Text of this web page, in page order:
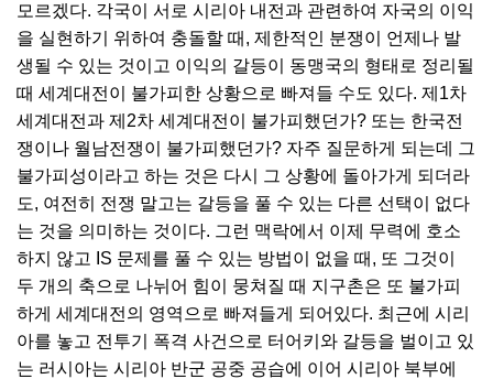
모르겠다. 각국이 서로 시리아 내전과 관련하여 자국의 이익
을 실현하기 위하여 충돌할 때, 제한적인 분쟁이 언제나 발
생될 수 있는 것이고 이익의 갈등이 동맹국의 형태로 정리될
때 세계대전이 불가피한 상황으로 빠져들 수도 있다. 제1차
세계대전과 제2차 세계대전이 불가피했던가? 또는 한국전
쟁이나 월남전쟁이 불가피했던가? 자주 질문하게 되는데 그
불가피성이라고 하는 것은 다시 그 상황에 돌아가게 되더라
도, 여전히 전쟁 말고는 갈등을 풀 수 있는 다른 선택이 없다
는 것을 의미하는 것이다. 그런 맥락에서 이제 무력에 호소
하지 않고 IS 문제를 풀 수 있는 방법이 없을 때, 또 그것이
두 개의 축으로 나뉘어 힘이 뭉쳐질 때 지구촌은 또 불가피
하게 세계대전의 영역으로 빠져들게 되어있다. 최근에 시리
아를 놓고 전투기 폭격 사건으로 터어키와 갈등을 벌이고 있
는 러시아는 시리아 반군 공중 공습에 이어 시리아 북부에